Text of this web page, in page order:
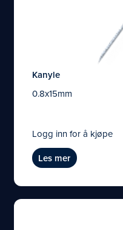
Kanyle
0.8x15mm
Logg inn for å kjøpe
Les mer